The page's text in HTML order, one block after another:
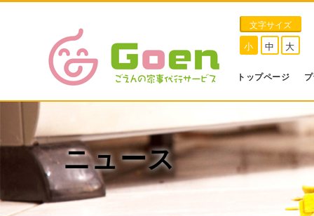
文字サイズ
小 中 大
トップページ
ニュース